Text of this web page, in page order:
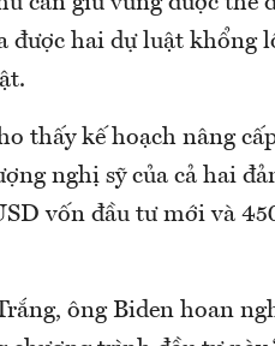
được hai dự luật khổng
thấy kế hoạch nâng
nghị sỹ của cả hai
vốn đầu tư mới và
ông Biden hoan